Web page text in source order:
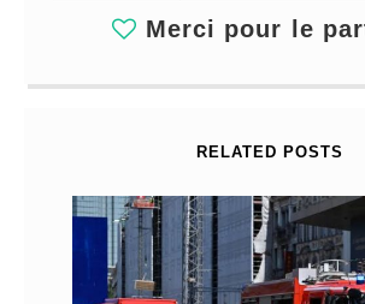
Merci pour le
RELATED POSTS